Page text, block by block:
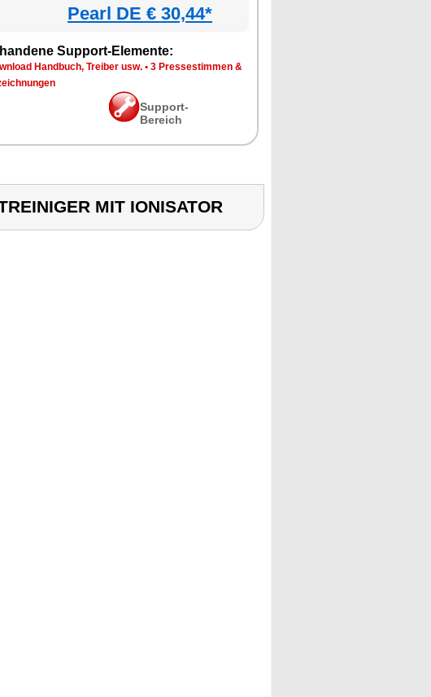
Pearl DE € 30,44*
Support-Elemente:
Handbuch, Treiber usw. • 3 Pressestimmen &
Support-
Bereich
MIT IONISATOR